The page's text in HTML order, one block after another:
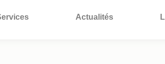
Actualités